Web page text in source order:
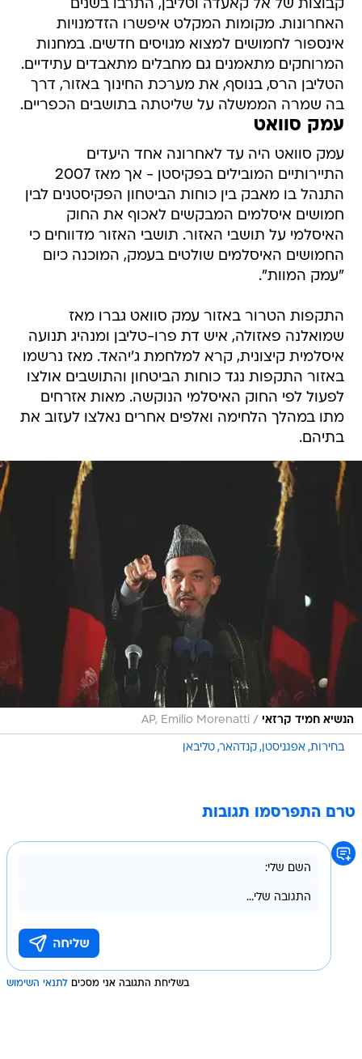
קבוצות של אל קאעדה וטליבן, התרבו בשנים
האחרונות. מקומות המקלט איפשרו הזדמנויות
אינספור לחמושים למצוא מגויסים חדשים. במחנות
המרוחקים מתאמנים גם מחבלים מתאבדים עתידיים.
הטליבן הרס, בנוסף, את מערכת החינוך באזור, דרך
בה שמרה הממשלה על שליטתה בתושבים הכפריים.
עמק סוואט
עמק סוואט היה עד לאחרונה אחד היעדים
התיירותיים המובילים בפקיסטן - אך מאז 2007
התנהל בו מאבק בין כוחות הביטחון הפקיסטנים לבין
חמושים איסלמים המבקשים לאכוף את החוק
האיסלמי על תושבי האזור. תושבי האזור מדווחים כי
החמושים האיסלמים שולטים בעמק, המוכנה כיום
"עמק המוות".
התקפות הטרור באזור עמק סוואט גברו מאז
שמואלנה פאזולה, איש דת פרו-טליבן ומנהיג תנועה
איסלמית קיצונית, קרא למלחמת ג'יהאד. מאז נרשמו
באזור התקפות נגד כוחות הביטחון והתושבים אולצו
לפעול לפי החוק האיסלמי הנוקשה. מאות אזרחים
מתו במהלך הלחימה ואלפים אחרים נאלצו לעזוב את
בתיהם.
הנשיא חמיד קרזאי /
AP, Emilio Morenatti
בחירות אפגניסטן קנדהאר טליבאן
טרם התפרסמו תגובות
בשליחת התגובה אני מסכים לתנאי השימוש